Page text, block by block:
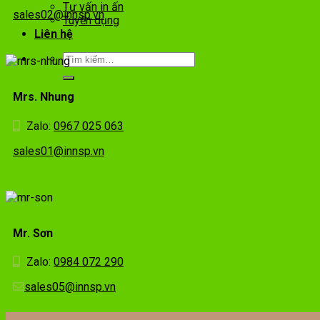
Tư vấn in ấn
Tuyển dụng
Liên hệ
sales02@innsp.vn
Mrs. Nhung
Zalo: 0967 025 063
sales01@innsp.vn
Mr. Sơn
Zalo: 0984 072 290
sales05@innsp.vn